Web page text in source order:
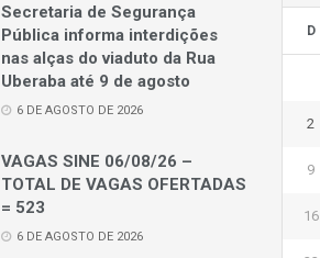
Secretaria de Segurança
Pública informa interdições
nas alças do viaduto da Rua
Uberaba até 9 de agosto
6 DE AGOSTO DE 2026
VAGAS SINE 06/08/26 –
TOTAL DE VAGAS OFERTADAS
= 523
6 DE AGOSTO DE 2026
D
2
9
16